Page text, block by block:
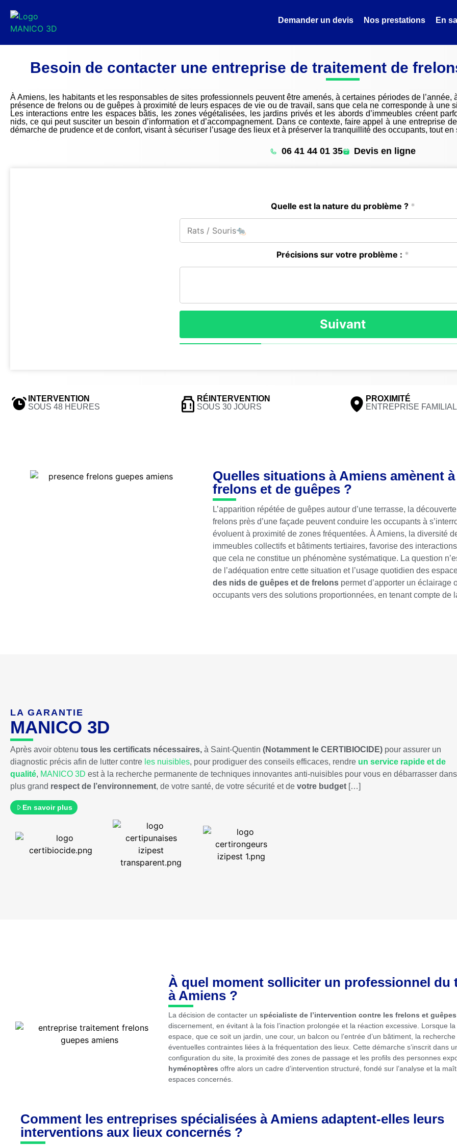
Demander un devis Nos prestations En
Besoin de contacter une entreprise de traitement de
À Amiens, les habitants et les responsables de sites professionnels peuvent être amenés, à certaines périodes de
présence de frelons ou de guêpes à proximité de leurs espaces de vie ou de travail, sans que cela ne corresponde à
Les interactions entre les espaces bâtis, les zones végétalisées, les jardins privés et les abords d’immeubles créent
nids, ce qui peut susciter un besoin d’information et d’accompagnement. Dans ce contexte, faire appel à une entreprise
démarche de prudence et de confort, visant à sécuriser l’usage des lieux et à préserver la tranquillité des occupants, tout
06 41 44 01 35 Devis en ligne
Quelle est la nature du problème ? *
Précisions sur votre problème : *
Suivant
INTERVENTION
SOUS 48 HEURES
RÉINTERVENTION
SOUS 30 JOURS
PROXIMITÉ
ENTREPRISE
Quelles situations à Amiens amènent
frelons et de guêpes ?
L’apparition répétée de guêpes autour d’une terrasse, la
frelons près d’une façade peuvent conduire les occupants à
évoluent à proximité de zones fréquentées. À Amiens, la diversité
immeubles collectifs et bâtiments tertiaires, favorise des
que cela ne constitue un phénomène systématique. La question
de l’adéquation entre cette situation et l’usage quotidien des
des nids de guêpes et de frelons permet d’apporter un éclairage
occupants vers des solutions proportionnées, en tenant compte
LA GARANTIE
MANICO 3D
Après avoir obtenu tous les certificats nécessaires, à Saint-Quentin (Notamment le CERTIBIOCIDE) pour assurer un
diagnostic précis afin de lutter contre les nuisibles, pour prodiguer des conseils efficaces, rendre un service rapide et de
qualité, MANICO 3D est à la recherche permanente de techniques innovantes anti-nuisibles pour vous en débarrasser
plus grand respect de l’environnement, de votre santé, de votre sécurité et de votre budget […]
En savoir plus
À quel moment solliciter un professionnel du
à Amiens ?
La décision de contacter unspécialiste de l’intervention contre les frelons et
discernement, en évitant à la fois l’inaction prolongée et la réaction excessive. Lorsque
espace, que ce soit un jardin, une cour, un balcon ou l’entrée d’un bâtiment, la
éventuelles contraintes liées à la fréquentation des lieux. Cette démarche s’inscrit dans
configuration du site, la proximité des zones de passage et les profils des personnes
hyménoptères offre alors un cadre d’intervention structuré, fondé sur l’analyse et la
espaces concernés.
Comment les entreprises spécialisées à Amiens adaptent-elles leurs
interventions aux lieux concernés ?